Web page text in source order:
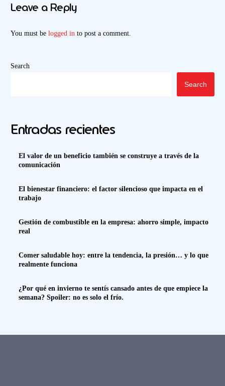
Leave a Reply
You must belogged in to post a comment.
Search
Search
Entradas recientes
El valor de un beneficio también se construye a través de la
comunicación
El bienestar financiero: el factor silencioso que impacta en el
trabajo
Gestión de combustible en la empresa: ahorro simple, impacto
real
Comer saludable hoy: entre la tendencia, la presión… y lo que
realmente funciona
¿Por qué en invierno te sentís cansado antes de que empiece la
semana? Spoiler: no es solo el frío.